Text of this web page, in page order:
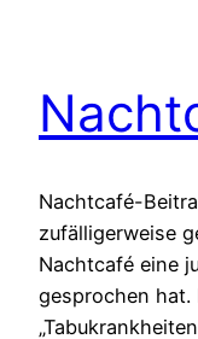
Nachtcafé-
zufälligerweise
Nachtcafé eine
gesprochen hat.